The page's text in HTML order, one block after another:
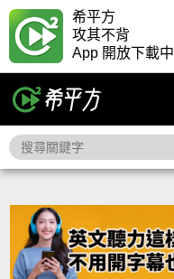
希平方
攻其不背
App 開放下載中